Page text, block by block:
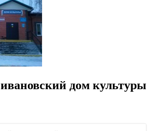
дом культуры